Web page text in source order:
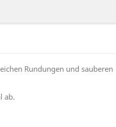
Rundungen und sauberen
ab.